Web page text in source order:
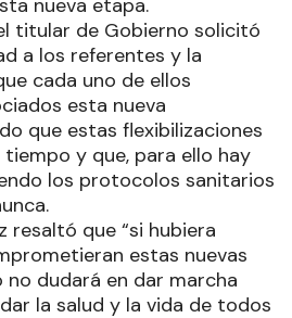
nueva etapa.
titular de Gobierno solicitó
a los referentes y la
cada uno de ellos
esta nueva
que estas flexibilizaciones
y que, para ello hay
los protocolos sanitarios
resaltó que “si hubiera
estas nuevas
no dudará en dar marcha
la salud y la vida de todos